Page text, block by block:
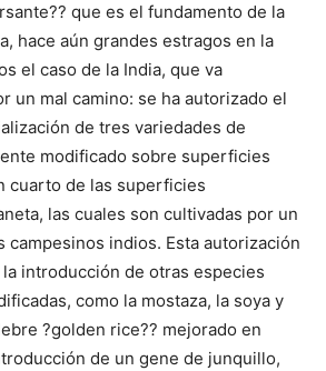
que es el fundamento de la
hace aún grandes estragos en la
el caso de la India, que va
un mal camino: se ha autorizado el
de tres variedades de
modificado sobre superficies
cuarto de las superficies
las cuales son cultivadas por un
campesinos indios. Esta autorización
introducción de otras especies
como la mostaza, la soya y
?golden rice?? mejorado en
de un gene de junquillo,